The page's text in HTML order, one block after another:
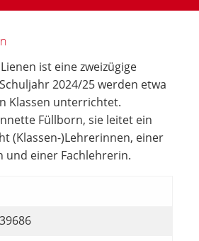
ist eine zweizügige
2024/25 werden etwa
Klassen unterrichtet.
Füllborn, sie leitet ein
(Klassen-)Lehrerinnen, einer
und einer Fachlehrerin.